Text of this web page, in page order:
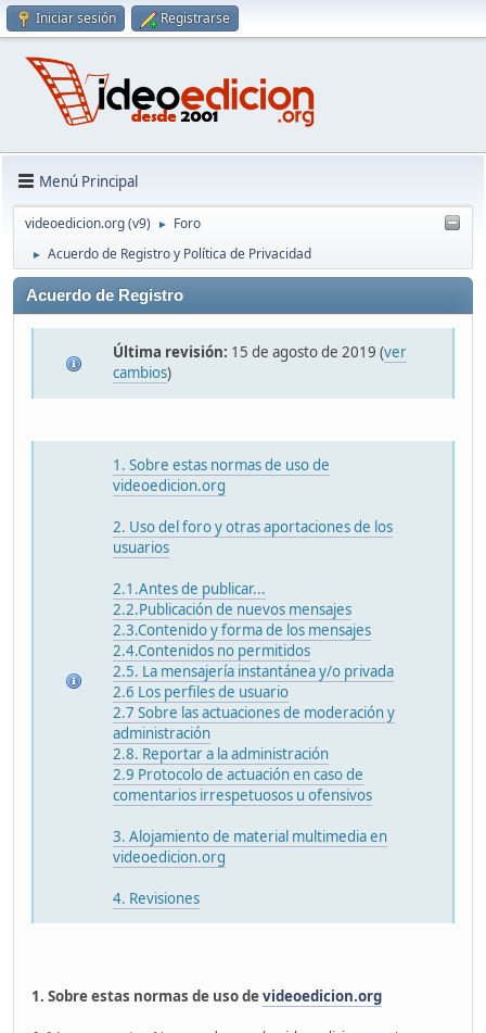
Iniciar sesión Registrarse
Menú Principal
videoedicion.org (v9) ► Foro
► Acuerdo de Registro y Política de Privacidad
Acuerdo de Registro
Última revisión: 15 de agosto de 2019 (ver
cambios)
1. Sobre estas normas de uso de
videoedicion.org
2. Uso del foro y otras aportaciones de los
usuarios
2.1.Antes de publicar...
2.2.Publicación de nuevos mensajes
2.3.Contenido y forma de los mensajes
2.4.Contenidos no permitidos
2.5. La mensajería instantánea y/o privada
2.6 Los perfiles de usuario
2.7 Sobre las actuaciones de moderación y
administración
2.8. Reportar a la administración
2.9 Protocolo de actuación en caso de
comentarios irrespetuosos u ofensivos
3. Alojamiento de material multimedia en
videoedicion.org
4. Revisiones
1. Sobre estas normas de uso devideoedicion.org